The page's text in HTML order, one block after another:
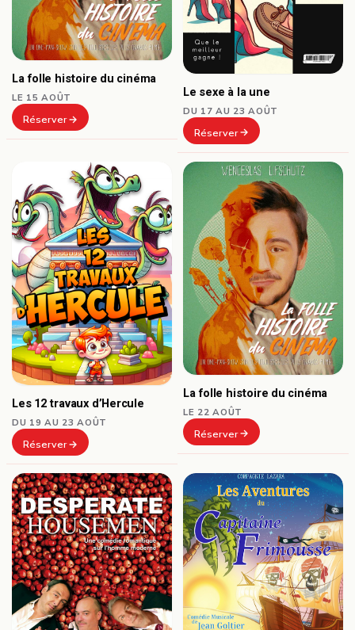
La folle histoire du cinéma
LE 15 AOÛT
Réserver
Le sexe à la une
DU 17 AU 23 AOÛT
Réserver
Les 12 travaux d’Hercule
DU 19 AU 23 AOÛT
Réserver
La folle histoire du cinéma
LE 22 AOÛT
Réserver